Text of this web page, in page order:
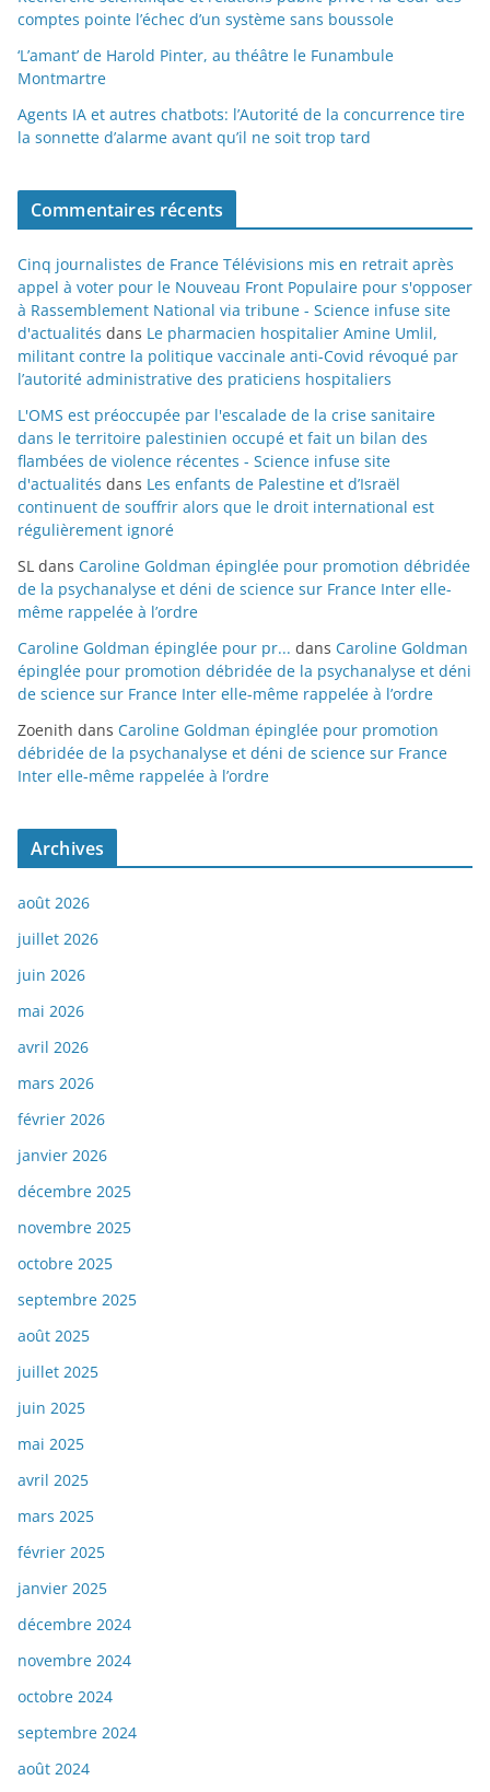
comptes pointe l’échec d’un système sans boussole
‘L’amant’ de Harold Pinter, au théâtre le Funambule
Montmartre
Agents IA et autres chatbots: l’Autorité de la concurrence tire
la sonnette d’alarme avant qu’il ne soit trop tard
Commentaires récents
Cinq journalistes de France Télévisions mis en retrait après
appel à voter pour le Nouveau Front Populaire pour s'opposer
à Rassemblement National via tribune - Science infuse site
d'actualités dans Le pharmacien hospitalier Amine Umlil,
militant contre la politique vaccinale anti-Covid révoqué par
l’autorité administrative des praticiens hospitaliers
L'OMS est préoccupée par l'escalade de la crise sanitaire
dans le territoire palestinien occupé et fait un bilan des
flambées de violence récentes - Science infuse site
d'actualités dans Les enfants de Palestine et d’Israël
continuent de souffrir alors que le droit international est
régulièrement ignoré
SL dans Caroline Goldman épinglée pour promotion débridée
de la psychanalyse et déni de science sur France Inter elle-
même rappelée à l’ordre
Caroline Goldman épinglée pour pr... dans Caroline Goldman
épinglée pour promotion débridée de la psychanalyse et déni
de science sur France Inter elle-même rappelée à l’ordre
Zoenith dans Caroline Goldman épinglée pour promotion
débridée de la psychanalyse et déni de science sur France
Inter elle-même rappelée à l’ordre
Archives
août 2026
juillet 2026
juin 2026
mai 2026
avril 2026
mars 2026
février 2026
janvier 2026
décembre 2025
novembre 2025
octobre 2025
septembre 2025
août 2025
juillet 2025
juin 2025
mai 2025
avril 2025
mars 2025
février 2025
janvier 2025
décembre 2024
novembre 2024
octobre 2024
septembre 2024
août 2024